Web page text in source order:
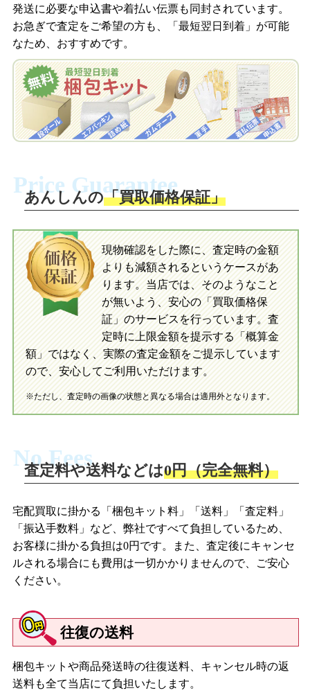
査定結果をメールで確認し、梱包キット
を申し込みます。梱包キットは送料無料
でお届けします。
自宅でおもちゃを発送・梱包
梱包キットに同封する発送ガイドの手順
送。当店へ無料で発送いただけます。
入金完了
当店に査定したおもちゃがご到着後、ご
指定の口座に即日入金可能です。
買取の流れ 写真の撮影方法
梱包キットをLINEで申し込み
査定結果をLINEで確認し、梱包キットを
申し込みます。梱包キットは送料無料で
お届けします。
自宅でおもちゃを発送・梱包
ださい。お電話にて集荷依頼を行い発
送。当店へ無料で発送いただけます。
当店に査定したおもちゃがご到着後、ご
指定の口座に即日入金可能です。
初めての方へ LINE査定の流れ 写真の撮影方法
発送に必要な申込書や着払い伝票も同封されています。
お急ぎで査定をご希望の方も、「最短翌日到着」が可能
なため、おすすめです。
Price Guarantee
あんしんの「買取価格保証」
現物確認をした際に、査定時の金額
よりも減額されるというケースがあ
ります。当店では、そのようなこと
が無いよう、安心の「買取価格保
証」のサービスを行っています。査
定時に上限金額を提示する「概算金
額」ではなく、実際の査定金額をご提示しています
ので、安心してご利用いただけます。
※ただし、査定時の画像の状態と異なる場合は適用外となります。
No Fees
査定料や送料などは0円（完全無料）
宅配買取に掛かる「梱包キット料」「送料」「査定料」
「振込手数料」など、弊社ですべて負担しているため、
お客様に掛かる負担は0円です。また、査定後にキャンセ
ルされる場合にも費用は一切かかりませんので、ご安心
ください。
往復の送料
梱包キットや商品発送時の往復送料、キャンセル時の返
送料も全て当店にて負担いたします。